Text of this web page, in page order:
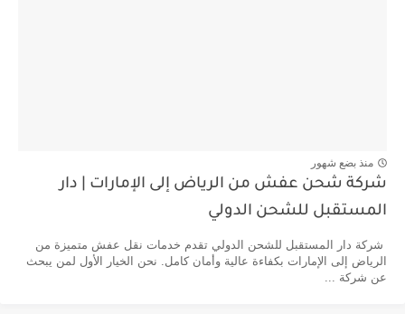
منذ بضع شهور
شركة شحن عفش من الرياض إلى الإمارات | دار
المستقبل للشحن الدولي
شركة دار المستقبل للشحن الدولي تقدم خدمات نقل عفش متميزة من
الرياض إلى الإمارات بكفاءة عالية وأمان كامل. نحن الخيار الأول لمن يبحث
عن شركة ...